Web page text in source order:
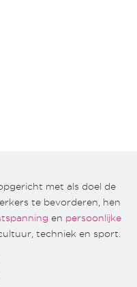
met als doel de
te bevorderen, hen
en persoonlijke
techniek en sport.